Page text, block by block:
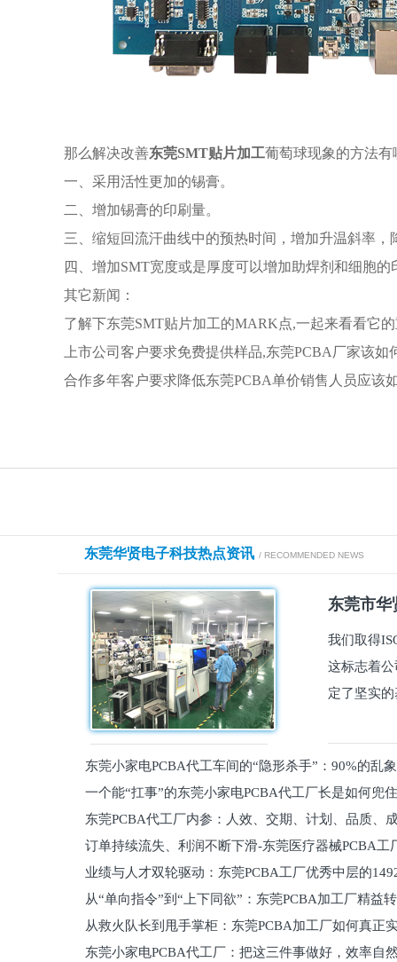
那么解决改善东莞SMT贴片加工葡萄球现象的方法有
一、采用活性更加的锡膏。
二、增加锡膏的印刷量。
三、缩短回流汗曲线中的预热时间，增加升温斜率，
四、增加SMT宽度或是厚度可以增加助焊剂和细胞
其它新闻：
了解下东莞SMT贴片加工的MARK点,一起来看看它
上市公司客户要求免费提供样品,东莞PCBA厂家该如
合作多年客户要求降低东莞PCBA单价销售人员应该
东莞华贤电子科技热点资讯 / RECOMMENDED NEWS
东莞市华
我们取得
这标志着
定了坚实
东莞小家电PCBA代工车间的“隐形杀手”：90%的乱
员工一个能“扛事”的东莞小家电PCBA代工厂长是如何兜
东莞PCBA代工厂内参：人效、交期、计划、品质
维锁客法则
订单持续流失、利润不断下滑-东莞医疗器械PCBA工
理死穴必须堵住
业绩与人才双轮驱动：东莞PCBA工厂优秀中层的
从“单向指令”到“上下同欲”：东莞PCBA加工厂精益
关键从救火队长到甩手掌柜：东莞PCBA加工厂如何真正
东莞小家电PCBA代工厂：把这三件事做好，效率自